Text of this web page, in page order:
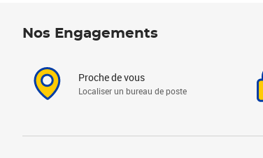
Nos Engagements
Proche de vous
Localiser un bureau de poste